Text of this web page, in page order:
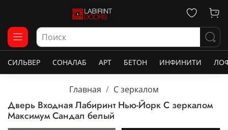
СИЛЬВЕР СОНАЛАБ АРТ БЕТОН ИНФИНИТИ
Главная С зеркалом
Дверь Входная Лабиринт Нью-Йорк С зеркалом
Максимум Сандал белый